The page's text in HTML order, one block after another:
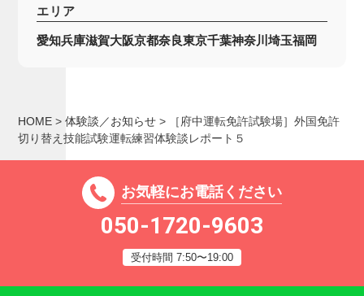
エリア
愛知兵庫滋賀大阪京都奈良東京千葉神奈川埼玉福岡
HOME >体験談／お知らせ >
［府中運転免許試験場］外国免許
切り替え技能試験運転練習体験談レポート５
お気軽にお電話ください
050-1720-9603
受付時間 7:50〜19:00